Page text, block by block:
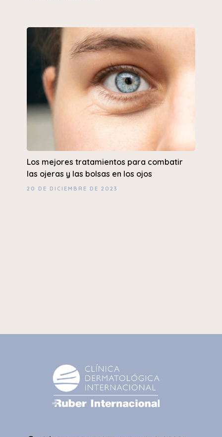
Los mejores tratamientos para combatir
las ojeras y las bolsas en los ojos
20 DE DICIEMBRE DE 2023